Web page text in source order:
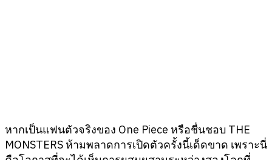
หากเป็นแฟนตัวจริงของ One Piece หรือชื่นชอบ THE
MONSTERS ห้ามพลาดการเปิดตัวครั้งนี้เด็ดขาด เพราะนี่